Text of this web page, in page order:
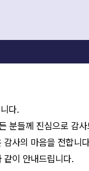
다.
분들께 진심으로 감
사의 마음을 전합니
같이 안내드립니다.